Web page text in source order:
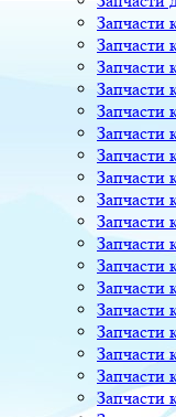
Запчасти
Запчасти
Запчасти
Запчасти
Запчасти
Запчасти
Запчасти
Запчасти
Запчасти
Запчасти
Запчасти
Запчасти
Запчасти
Запчасти
Запчасти
Запчасти
Запчасти
Запчасти